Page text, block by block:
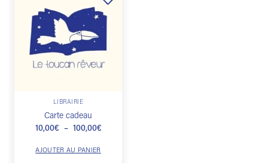
Ajouter
à la
souhaits
LIBRAIRIE
Carte cadeau
10,00€ – 100,00€Plage
10,00€
AJOUTER AU PANIER
plusieurs
variations.